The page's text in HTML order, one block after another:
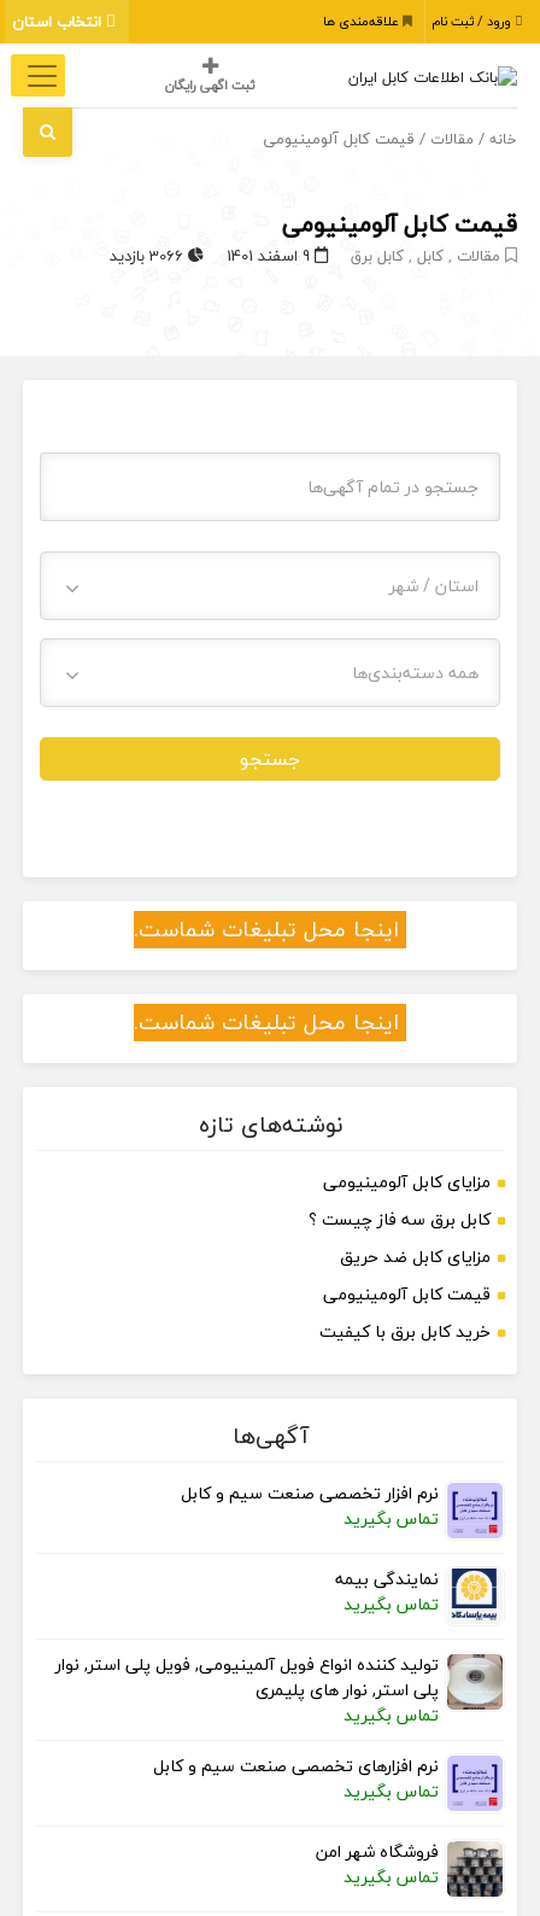
ورود / ثبت نام علاقه‌مندی ها
ثبت اگهی رایگان
خانه / مقالات / قیمت کابل آلومینیومی
قیمت کابل آلومینیومی
مقالات ,کابل ,کابل برق 9 اسفند 1401
استان / شهر
همه دسته‌بندی‌ها
جستجو
اینجا محل تبلیغات شماست.
اینجا محل تبلیغات شماست.
نوشته‌های تازه
مزایای کابل آلومینیومی
کابل برق سه فاز چیست ؟
مزایای کابل ضد حریق
قیمت کابل آلومینیومی
خرید کابل برق با کیفیت
آگهی‌ها
نرم افزار تخصصی صنعت سیم و کابل
تماس بگیرید
نمایندگی بیمه
تماس بگیرید
تولید کننده انواع فویل آلمینیومی, فویل پلی استر, نوار
پلی استر, نوار های پلیمری
تماس بگیرید
نرم افزارهای تخصصی صنعت سیم و کابل
تماس بگیرید
فروشگاه شهر امن
تماس بگیرید